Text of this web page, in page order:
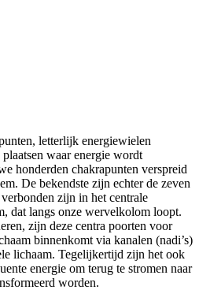
letterlijk energiewielen
waar energie wordt
honderden chakrapunten verspreid
De bekendste zijn echter de zeven
zijn in het centrale
dat langs onze wervelkolom loopt.
zijn deze centra poorten voor
binnenkomt via kanalen (nadi’s)
lichaam. Tegelijkertijd zijn het ook
energie om terug te stromen naar
worden.